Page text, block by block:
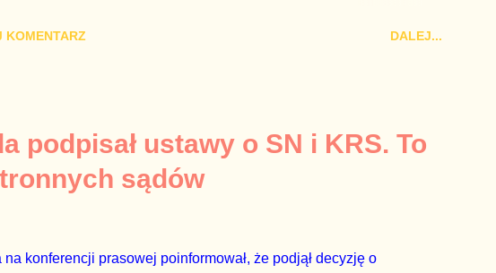
jednostkowym, które zawsze może się zdarzyć, a polegającym
wpłaca na partię polityczną, a następnie obejmuje prace w
pośrednio przez ta partię. Przeciwnie. Przedstawienie pierwszej
KOMENTARZ DALEJ...
podpisał ustawy o SN i KRS. To
sądów
konferencji prasowej poinformował, że podjął decyzję o